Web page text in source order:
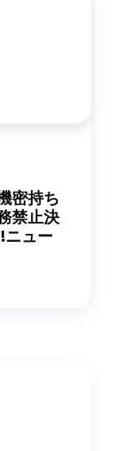
密持ち
禁止決
ュー